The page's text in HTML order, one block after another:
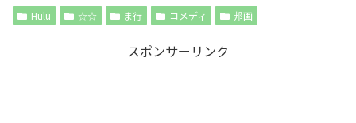
Hulu ☆☆ ま行 コメディ 邦画
スポンサーリンク